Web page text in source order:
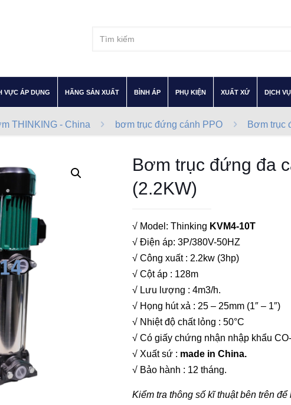
VỰC ÁP DỤNG HÃNG SẢN XUẤT BÌNH ÁP PHỤ KIỆN XUẤT XỨ– DỊCH
THINKING - China bơm trục đứng cánh PPO Bơm trục
Bơm trục đứng đa
(2.2KW)
√ Model: Thinking KVM4-10T
√ Điện áp: 3P/380V-50HZ
√ Công xuất : 2.2kw (3hp)
√ Cột áp : 128m
√ Lưu lượng : 4m3/h.
√ Họng hút xả : 25 – 25mm (1″ – 1″)
√ Nhiệt độ chất lỏng : 50°C
√ Có giấy chứng nhận nhập khẩu
√ Xuất sứ : made in China.
√ Bảo hành : 12 tháng.
Kiểm tra thông số kĩ thuật bên trên